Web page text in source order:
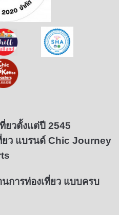
ยวตั้งแต่ปี 2545
ยว แบรนด์ Chic Journey
การท่องเที่ยว แบบครบ